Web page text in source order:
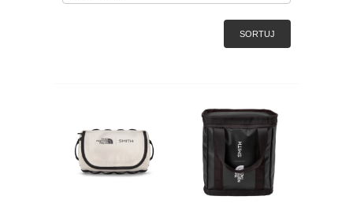
SORTUJ